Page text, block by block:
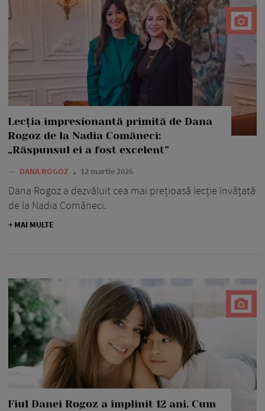
Lecția impresionantă primită de Dana
Rogoz de la Nadia Comăneci:
„Răspunsul ei a fost excelent”
— DANA ROGOZ 12 martie 2026
Dana Rogoz a dezvăluit cea mai prețioasă lecție învățată
de la Nadia Comăneci.
+ MAI MULTE
Fiul Danei Rogoz a împlinit 12 ani. Cum